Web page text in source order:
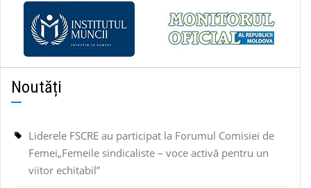
Noutăți
Liderele FSCRE au participat la Forumul Comisiei de
Femei„Femeile sindicaliste – voce activă pentru un
viitor echitabil”